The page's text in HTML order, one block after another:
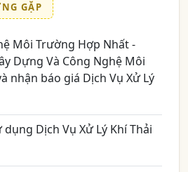
GẶP
Môi Trường Hợp Nhất -
Dựng Và Công Nghệ Môi
nhận báo giá Dịch Vụ Xử Lý
Dịch Vụ Xử Lý Khí Thải